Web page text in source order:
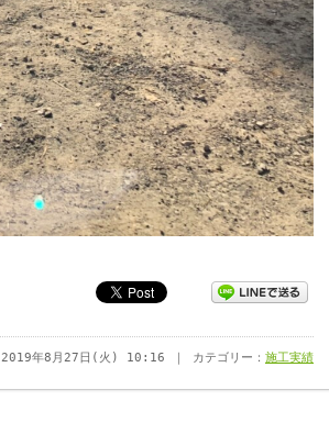
2019年8月27日(火) 10:16 ｜ カテゴリー： 施工実績